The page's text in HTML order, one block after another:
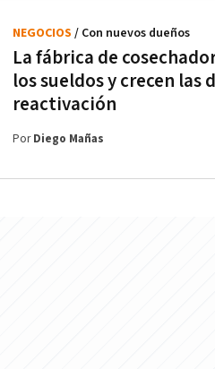
La fábrica de
los sueldos y crecen las
reactivación
NEGOCIOS / Con nuevos dueños
PorDiego Mañas